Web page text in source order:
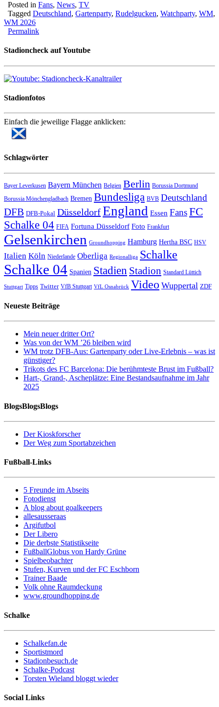
Posted in Fans, News, TV
Tagged Deutschland, Gartenparty, Rudelgucken, Watchparty, WM,
WM 2026
Permalink
Stadioncheck auf Youtube
Stadionfotos
Einfach die jeweilige Flagge anklicken:
Schlagwörter
Bayer Leverkusen Bayern München Belgien Berlin Borussia Dortmund
Borussia Mönchengladbach Bremen Bundesliga BVB Deutschland
DFB DFB-Pokal DüsseldorfEngland Essen FansFC
Schalke 04 FIFA Fortuna Düsseldorf Foto Frankfurt
Gelsenkirchen Groundhopping Hamburg Hertha BSC HSV
Italien Köln Niederlande Oberliga Regionalliga Schalke
Schalke 04 Spanien Stadien Stadion Standard Lüttich
Stuttgart Tipps Twitter VfB Stuttgart VfL Osnabrück Video Wuppertal ZDF
Neueste Beiträge
Mein neuer dritter Ort?
Was von der WM ’26 bleiben wird
WM trotz DFB-Aus: Gartenparty oder Live-Erlebnis – was ist
günstiger?
Trikots des FC Barcelona: Die berühmteste Brust im Fußball?
Hart-, Grand-, Ascheplätze: Eine Bestandsaufnahme im Jahr
2025
BlogsBlogsBlogs
Der Kioskforscher
Der Weg zum Sportabzeichen
Fußball-Links
5 Freunde im Abseits
Fotodienst
A blog about goalkeepers
allesausseraas
Argifutbol
Der Libero
Die derbste Statistikseite
FußballGlobus von Hardy Grüne
Spielbeobachter
Stufen, Kurven und der FC Eschborn
Trainer Baade
Volk ohne Raumdeckung
www.groundhopping.de
Schalke
Schalkefan.de
Sportistmord
Stadionbesuch.de
Schalke-Podcast
Torsten Wieland bloggt wieder
Social Links